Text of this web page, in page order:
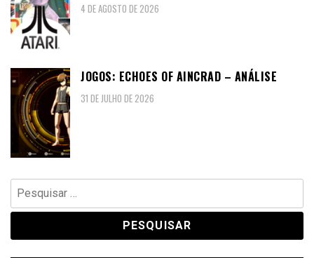
4 DE AGOSTO DE 2026
JOGOS: ECHOES OF AINCRAD – ANÁLISE
31 DE JULHO DE 2026
Pesquisar
por: